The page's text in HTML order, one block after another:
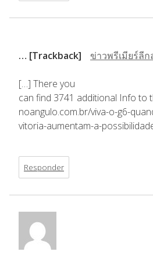
ข่าวพรีเมียร์ลีก
… [Trackback]
[…] There you
can find 3741 additional Info to
noangulo.com.br/viva-o-g6-
vitoria-aumentam-a-
Responder